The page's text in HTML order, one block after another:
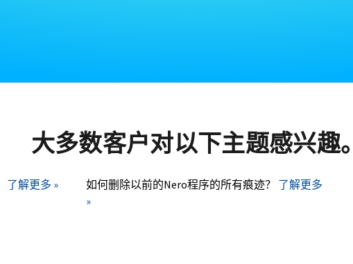
大多数客户对以下主题感兴趣
了解更多 » 如何删除以前的Nero程序的所有痕迹？ 了解更多
»